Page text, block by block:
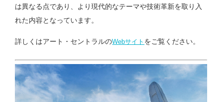
は異なる点であり、より現代的なテーマや技術革新を取り入
れた内容となっています。
詳しくはアート・セントラルのWebサイト をご覧ください。